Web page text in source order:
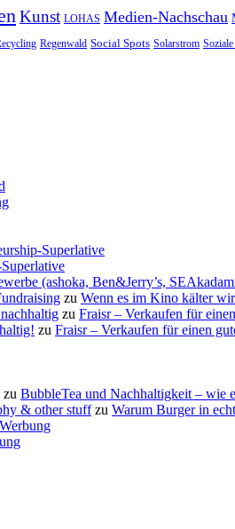
Kunst LOHAS Medien-Nachschau
Regenwald Social Spots Solarstrom
Superlative
(ashoka, Ben&Jerry’s,
zu Wenn es im Kino kälter
zu Fraisr – Verkaufen für
zu Fraisr – Verkaufen für einen
zu BubbleTea und Nachhaltigkeit – wie
& other stuffzu Warum Burger in